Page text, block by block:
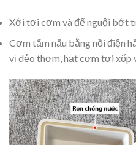
Xới tơi cơm và để nguội bớt
Cơm tấm nấu bằng nồi điện
vị dẻo thơm, hạt cơm tơi xốp